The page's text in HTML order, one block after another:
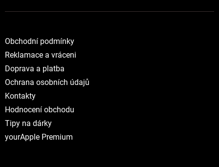
Obchodní podmínky
Reklamace a vráceni
Doprava a platba
Ochrana osobních údajů
Kontakty
Hodnocení obchodu
Tipy na dárky
yourApple Premium